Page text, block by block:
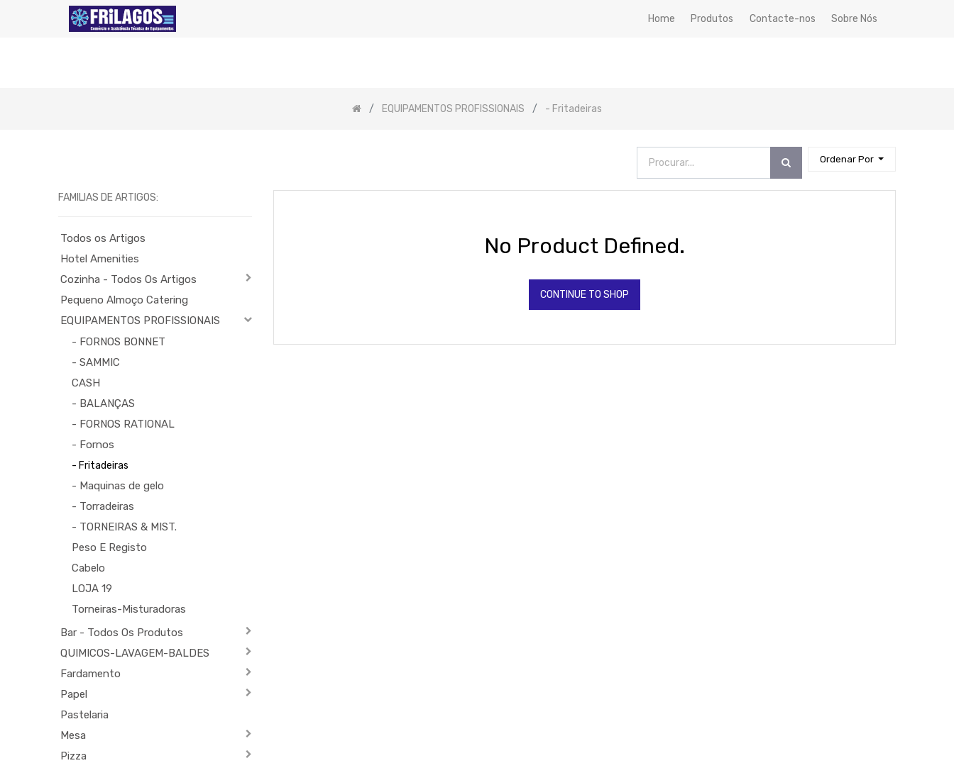
Home Produtos Contacte-nos Sobre Nós
EQUIPAMENTOS PROFISSIONAIS - Fritadeiras
Ordenar Por
FAMILIAS DE ARTIGOS:
Todos os Artigos
Hotel Amenities
Cozinha - Todos Os Artigos
Pequeno Almoço Catering
EQUIPAMENTOS PROFISSIONAIS
- FORNOS BONNET
- SAMMIC
CASH
- BALANÇAS
- FORNOS RATIONAL
- Fornos
- Fritadeiras
- Maquinas de gelo
- Torradeiras
- TORNEIRAS & MIST.
Peso E Registo
Cabelo
LOJA 19
Torneiras-Misturadoras
Bar - Todos Os Produtos
QUIMICOS-LAVAGEM-BALDES
Fardamento
Papel
Pastelaria
Mesa
Pizza
No Product Defined.
CONTINUE TO SHOP